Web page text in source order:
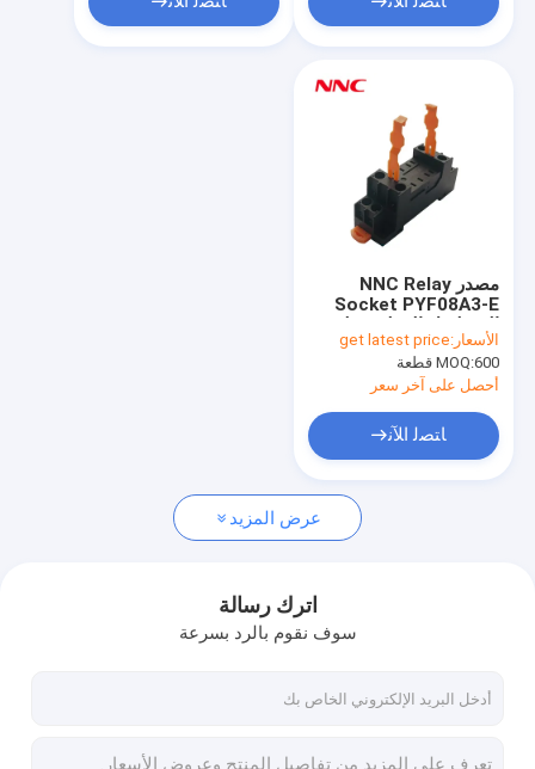
اضغط الزر
جهاز محدد
جهاز استشعار
مصباح مؤشر
مرحل الوقت
تتابع السلطة
رله الطاقة الجديدة
مصدر NNC Relay
Socket PYF08A3-E
HHC68B/MY2/JQX-
18F/HH52P Relay
الأسعار:get latest price
MOQ:600 قطعة
أحصل على آخر سعر
ﺎﺘﺼﻟ ﺍﻶﻧ
عرض المزيد
اترك رسالة
سوف نقوم بالرد بسرعة